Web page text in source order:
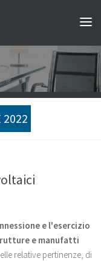
2022
e l'esercizio
e manufatti
relative pertinenze, di